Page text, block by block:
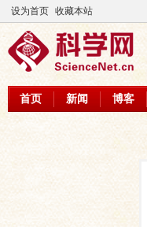
设为首页 收藏本站
首页 新闻 博客